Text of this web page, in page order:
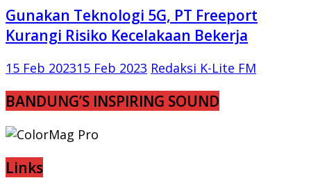
Gunakan Teknologi 5G, PT Freeport
Kurangi Risiko Kecelakaan Bekerja
15 Feb 202315 Feb 2023 Redaksi K-Lite FM
BANDUNG’S INSPIRING SOUND
Links